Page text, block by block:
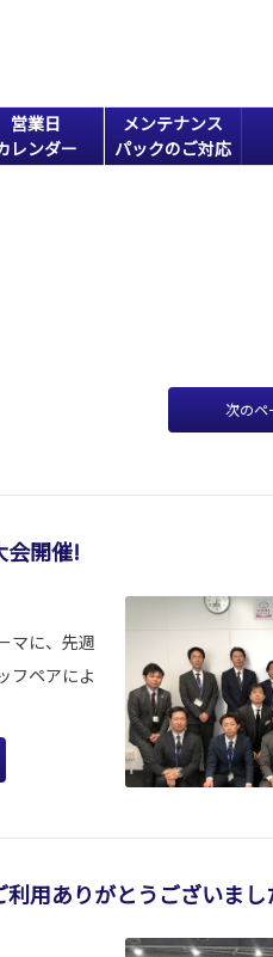
営業日
レンダー
メンテナンス
パックのご対応
次のペ
会開催!
マに、先週
フペアによ
用ありがとうございまし